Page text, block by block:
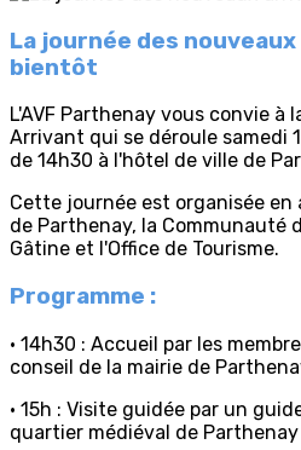
La journée des
bientôt
L'AVF Parthenay vous convie à
Arrivant qui se déroule samedi
de 14h30 à l'hôtel de ville de
Cette journée est organisée en
de Parthenay, la Communauté
Gâtine et l'Office de Tourisme.
Programme :
• 14h30 : Accueil par les
conseil de la mairie de
• 15h : Visite guidée par un
quartier médiéval de Parthenay